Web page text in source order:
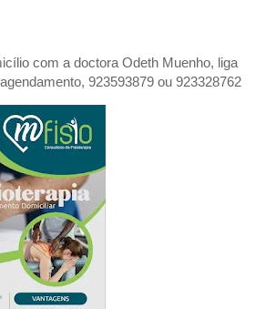
com a doctora Odeth Muenho, liga
923593879 ou 923328762